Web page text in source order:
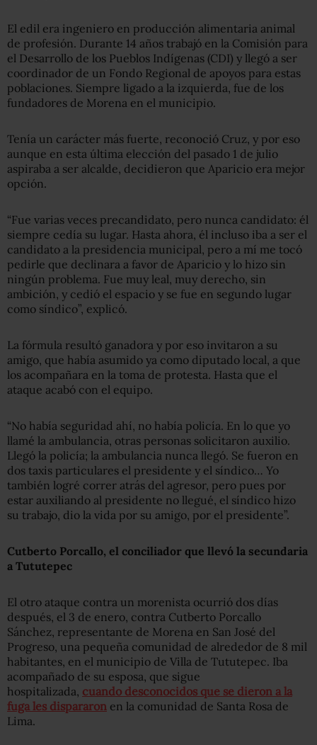
El edil era ingeniero en producción alimentaria animal
de profesión. Durante 14 años trabajó en la Comisión para
el Desarrollo de los Pueblos Indígenas (CDI) y llegó a ser
coordinador de un Fondo Regional de apoyos para estas
poblaciones. Siempre ligado a la izquierda, fue de los
fundadores de Morena en el municipio.
Tenía un carácter más fuerte, reconoció Cruz, y por eso
aunque en esta última elección del pasado 1 de julio
aspiraba a ser alcalde, decidieron que Aparicio era mejor
opción.
“Fue varias veces precandidato, pero nunca candidato: él
siempre cedía su lugar. Hasta ahora, él incluso iba a ser el
candidato a la presidencia municipal, pero a mí me tocó
pedirle que declinara a favor de Aparicio y lo hizo sin
ningún problema. Fue muy leal, muy derecho, sin
ambición, y cedió el espacio y se fue en segundo lugar
como síndico”, explicó.
La fórmula resultó ganadora y por eso invitaron a su
amigo, que había asumido ya como diputado local, a que
los acompañara en la toma de protesta. Hasta que el
ataque acabó con el equipo.
“No había seguridad ahí, no había policía. En lo que yo
llamé la ambulancia, otras personas solicitaron auxilio.
Llegó la policía; la ambulancia nunca llegó. Se fueron en
dos taxis particulares el presidente y el síndico… Yo
también logré correr atrás del agresor, pero pues por
estar auxiliando al presidente no llegué, el síndico hizo
su trabajo, dio la vida por su amigo, por el presidente”.
Cutberto Porcallo, el conciliador que llevó la secundaria
a Tututepec
El otro ataque contra un morenista ocurrió dos días
después, el 3 de enero, contra Cutberto Porcallo
Sánchez, representante de Morena en San José del
Progreso, una pequeña comunidad de alrededor de 8 mil
habitantes, en el municipio de Villa de Tututepec. Iba
acompañado de su esposa, que sigue
hospitalizada, cuando desconocidos que se dieron a la
fuga les dispararon en la comunidad de Santa Rosa de
Lima.